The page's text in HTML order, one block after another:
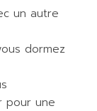
un autre
dormez
pour une